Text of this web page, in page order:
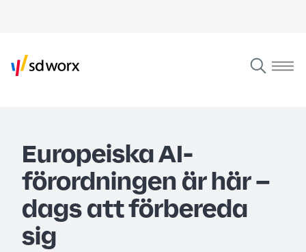
Europeiska AI-
förordningen är här –
dags att förbereda
sig